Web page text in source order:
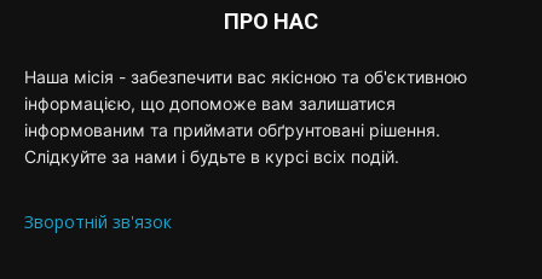
ПРО НАС
Наша місія - забезпечити вас якісною та об'єктивною
інформацією, що допоможе вам залишатися
інформованим та приймати обґрунтовані рішення.
Слідкуйте за нами і будьте в курсі всіх подій.
Зворотній зв'язок